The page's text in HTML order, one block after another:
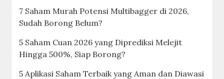
7 Saham Murah Potensi Multibagger di 2026,
Sudah Borong Belum?
5 Saham Cuan 2026 yang Diprediksi Melejit
Hingga 500%, Siap Borong?
5 Aplikasi Saham Terbaik yang Aman dan Diawasi